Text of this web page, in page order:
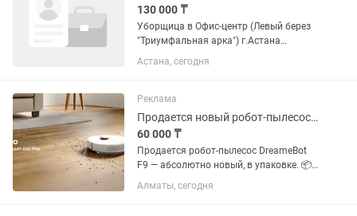
130 000 ₸
Уборщица в Офис-центр (Левый берез
"Триумфальная арка") г.Астана
проспект Мангилик Ел, 38 Опыт
работы: не требуется Формат работы:
"Триумф" требуется сотрудник...
Астана, сегодня
Реклама
Продается новый робот-пылесос DreameBot F9 , в упаковке.
60 000 ₸
Продается робот-пылесос DreameBot
F9 — абсолютно новый, в упаковке. 📦
Состояние: новый, не использовался 🔋
Мощный аккумулятор, длительное
Алматы, сегодня